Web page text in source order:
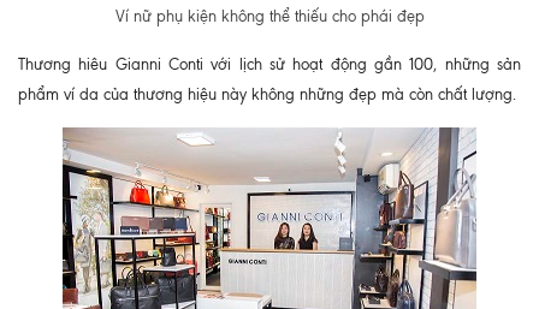
Ví nữ phụ kiện không thể thiếu cho phái đẹp
Thương hiêu Gianni Conti với lịch sử hoạt động gần 100, những sản
phẩm ví da của thương hiệu này không những đẹp mà còn chất lượng.